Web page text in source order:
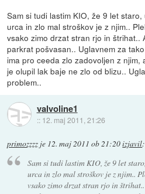
Sam si tudi lastim KIO, že 9 let
urca in zlo mal stroškov je z njim..
vsako zimo drzat stran rjo in štrihat..
parkrat pošvasan.. Uglavnem za
ima pro ceeda zlo zadovoljen z njim,
je olupil lak baje ne zlo od blizu..
problem..
valvoline1
:: 12. maj 2011, 21:26
primozzzz je 12. maj 2011 ob 21:20izjavil:
Sam si tudi lastim KIO, že 9 let
urca in zlo mal stroškov je z njim..
vsako zimo drzat stran rjo in